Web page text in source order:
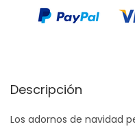
a
d
n
i
Descripción
Los adornos de navidad